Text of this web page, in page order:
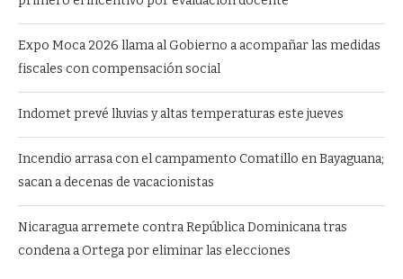
Expo Moca 2026 llama al Gobierno a acompañar las medidas
fiscales con compensación social
Indomet prevé lluvias y altas temperaturas este jueves
Incendio arrasa con el campamento Comatillo en Bayaguana;
sacan a decenas de vacacionistas
Nicaragua arremete contra República Dominicana tras
condena a Ortega por eliminar las elecciones